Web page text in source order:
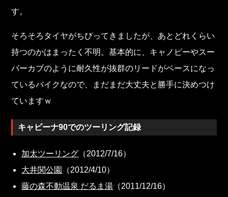
す。
そろそろタイヤがちびってきましたが、あとどれくらい
持つのかはまったく不明。基本的に、キャノピーやスー
パーカブのように耐久性が抜群のリードがベースになっ
ているバイクなので、まだまだ大丈夫と勝手に決めつけ
ていますｗ
キャビーナ90でのツーリング記録
加太ツーリング （2012/7/16）
大井関公園
（2012/4/10）
藤の森不動温泉 だるま湯 （2011/12/16）